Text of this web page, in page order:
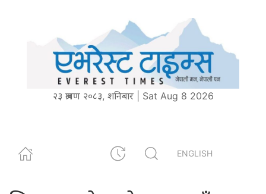
२३ श्रावण २०८३, शनिबार | Sat Aug 8 2026
ENGLISH